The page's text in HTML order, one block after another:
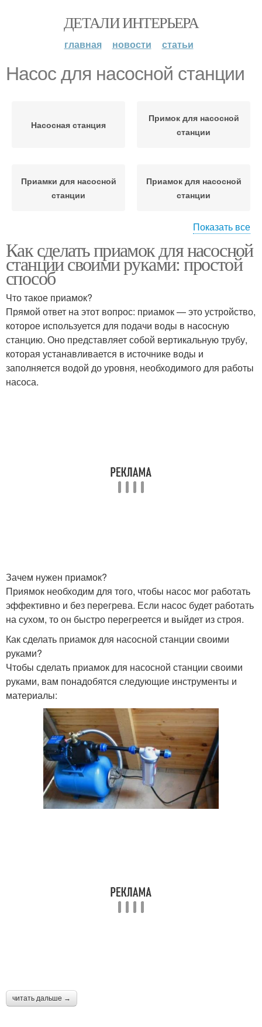
ДЕТАЛИ ИНТЕРЬЕРА
главная новости статьи
Насос для насосной станции
Насосная станция
Примок для насосной
станции
Приамки для насосной
станции
Приамок для насосной
станции
Станции к электросети
Показать все
Как сделать приамок для насосной
станции своими руками: простой
способ
Что такое приамок?
Прямой ответ на этот вопрос: приамок — это устройство,
которое используется для подачи воды в насосную
станцию. Оно представляет собой вертикальную трубу,
которая устанавливается в источнике воды и
заполняется водой до уровня, необходимого для работы
насоса.
Зачем нужен приамок?
Приямок необходим для того, чтобы насос мог работать
эффективно и без перегрева. Если насос будет работать
на сухом, то он быстро перегреется и выйдет из строя.
Как сделать приамок для насосной станции своими
руками?
Чтобы сделать приамок для насосной станции своими
руками, вам понадобятся следующие инструменты и
материалы:
читать дальше →